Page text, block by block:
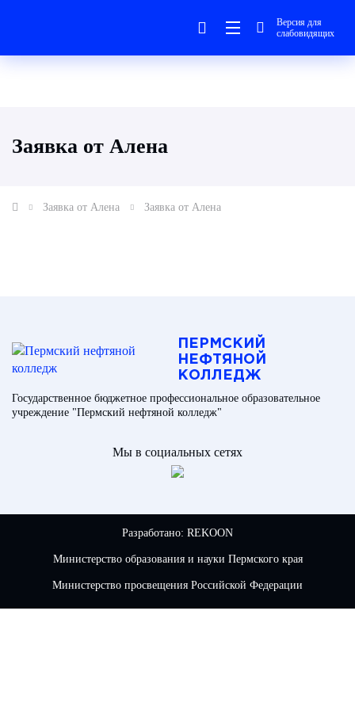
Версия для
слабовидящих
Заявка от Алена
Заявка от Алена Заявка от Алена
ПЕРМСКИЙ
НЕФТЯНОЙ
КОЛЛЕДЖ
Государственное бюджетное профессиональное образовательное
учреждение "Пермский нефтяной колледж"
Мы в социальных сетях
Разработано: REKOON
Министерство образования и науки Пермского края
Министерство просвещения Российской Федерации